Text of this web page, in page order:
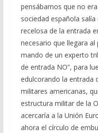
pensábamos que no
sociedad española
recelosa de la entrada
necesario que llegara
mando de un experto
de entrada NO”, para
edulcorando la entrada
militares americanas,
estructura militar de la
acercaría a la Unión
ahora el círculo de